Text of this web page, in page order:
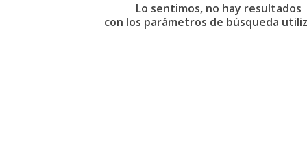
Lo sentimos, no hay resultados
con los parámetros de búsqueda